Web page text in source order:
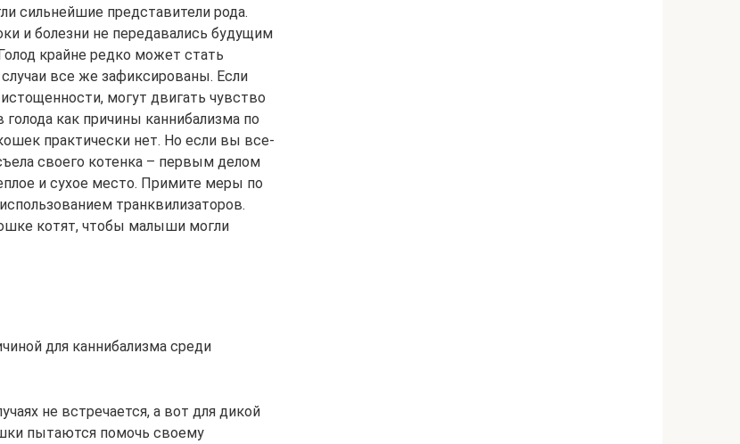
сильнейшие представители рода.
и болезни не передавались будущим
крайне редко может стать
все же зафиксированы. Если
могут двигать чувство
как причины каннибализма по
практически нет. Но если вы все-
своего котенка – первым делом
и сухое место. Примите меры по
транквилизаторов.
котят, чтобы малыши могли
для каннибализма среди
не встречается, а вот для дикой
пытаются помочь своему